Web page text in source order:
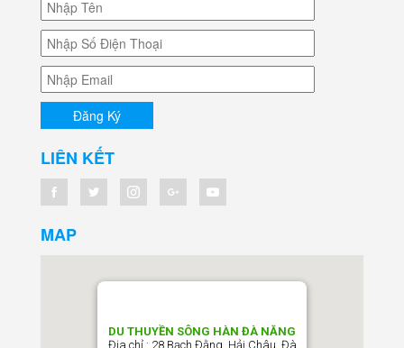
LIÊN KẾT
MAP
DU THUYỀN SÔNG HÀN ĐÀ NẴNG
Địa chỉ : 28 Bạch Đằng, Hải Châu, Đà